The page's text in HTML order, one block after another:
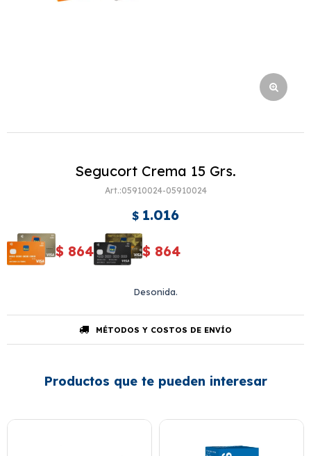
Segucort Crema 15 Grs.
05910024-05910024
$ 1.016
$ 864 $ 864
Desonida.
MÉTODOS Y COSTOS DE ENVÍO
Productos que te pueden interesar